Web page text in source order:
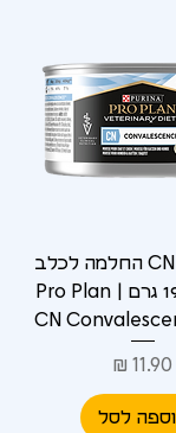
פרו פלאן CN החלמה לכלב
ולחתול 195 גרם | Pro Plan
CN
מחיר
לסל